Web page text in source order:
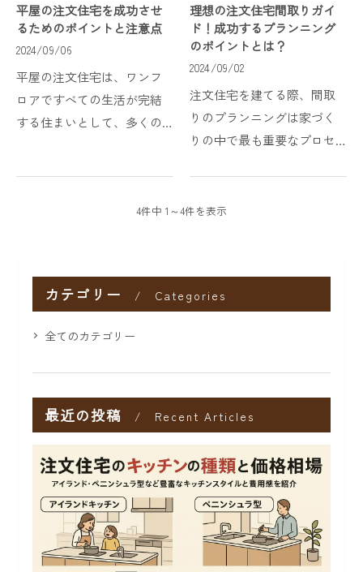
平屋の注文住宅を成功させ
るためのポイントと注意点
2024/09/06
平屋の注文住宅は、ワンフ
ロアですべての生活が完結
する住まいとして、多くの
リーな環境が自然に整えら
理想の注文住宅間取りガイ
ド！成功するプランニング
のポイントとは？
2024/09/02
注文住宅を建てる際、間取
りのプランニングは家づく
りの中で最も重要なプロセ
を左右するだけでなく、将
す。多くの...
4件中 1～4件を表示
カテゴリー Categories
全てのカテゴリー
最近の投稿 Recent Articles